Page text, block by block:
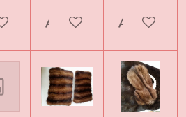
au panier
Ajouter au panier
Ajouter